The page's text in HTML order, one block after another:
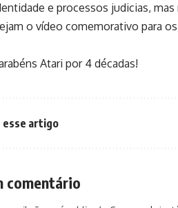
e processos judicias,
o vídeo comemorativo para
Atari por 4 décadas!
esse artigo
comentário